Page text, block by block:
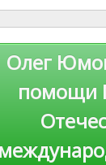
Li
n
k
Олег
помощи